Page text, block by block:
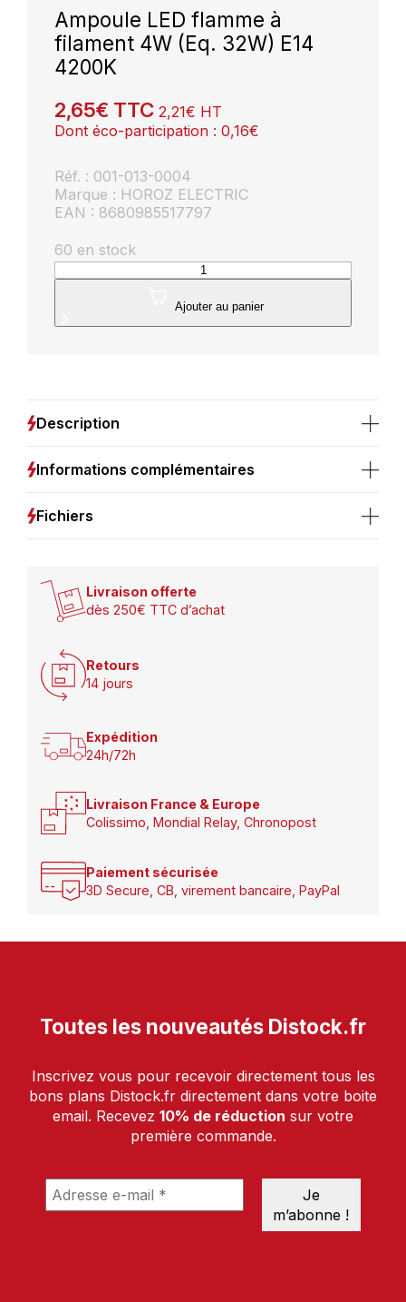
Ampoule LED flamme à
filament 4W (Eq. 32W) E14
4200K
2,65€ TTC 2,21€ HT
Dont éco-participation : 0,16€
Réf. : 001-013-0004
Marque : HOROZ ELECTRIC
EAN : 8680985517797
60 en stock
quantité
de
LED
4W
32W)
E14
4200K
Ajouter au panier
Description
Informations complémentaires
Fichiers
Livraison offerte
dès 250€ TTC d’achat
Retours
14 jours
Expédition
24h/72h
Livraison France & Europe
Colissimo, Mondial Relay, Chronopost
Paiement sécurisée
3D Secure, CB, virement bancaire, PayPal
Toutes les nouveautés Distock.fr
Inscrivez vous pour recevoir directement tous les
bons plans Distock.fr directement dans votre boite
email. Recevez 10% de réduction sur votre
première commande.